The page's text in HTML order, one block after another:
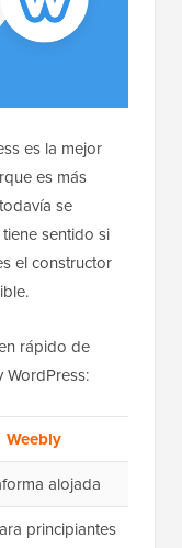
es la mejor
es más
se
sentido si
el constructor
rápido de
WordPress:
Weebly
alojada
principiantes